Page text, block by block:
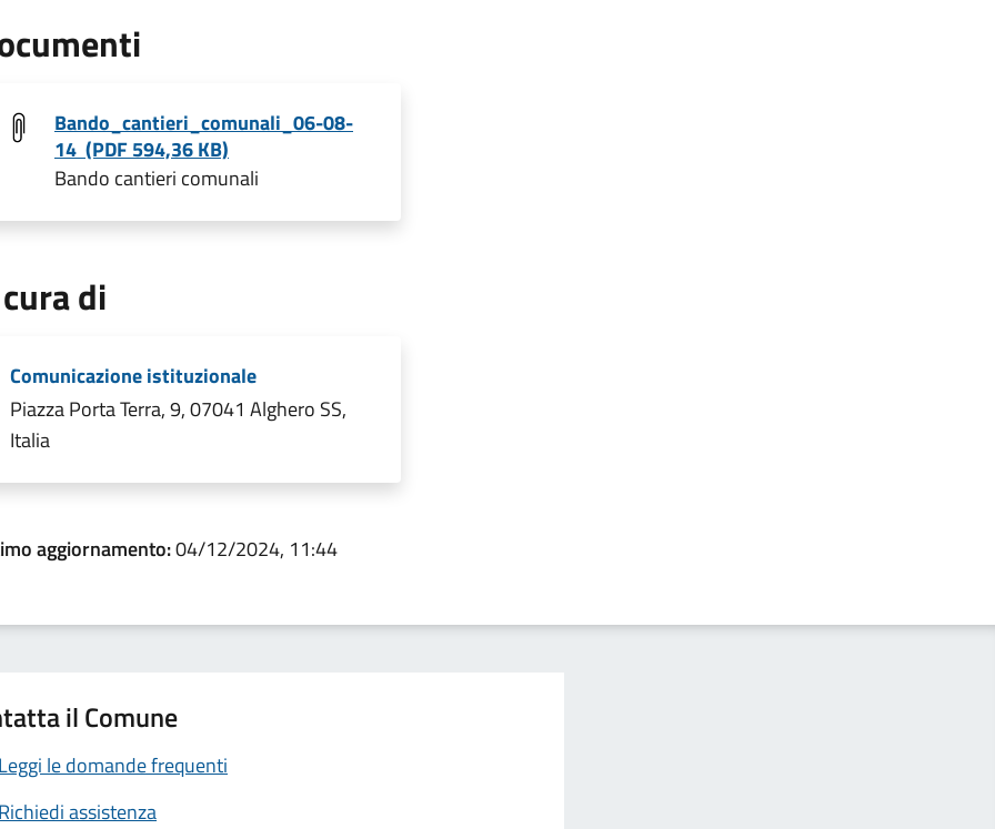
Bando_cantieri_comunali_06-08-
14 (PDF 594,36 KB)
Bando cantieri comunali
di
Comunicazione istituzionale
Piazza Porta Terra, 9, 07041 Alghero SS,
Italia
aggiornamento:04/12/2024, 11:44
il Comune
le domande frequenti
assistenza